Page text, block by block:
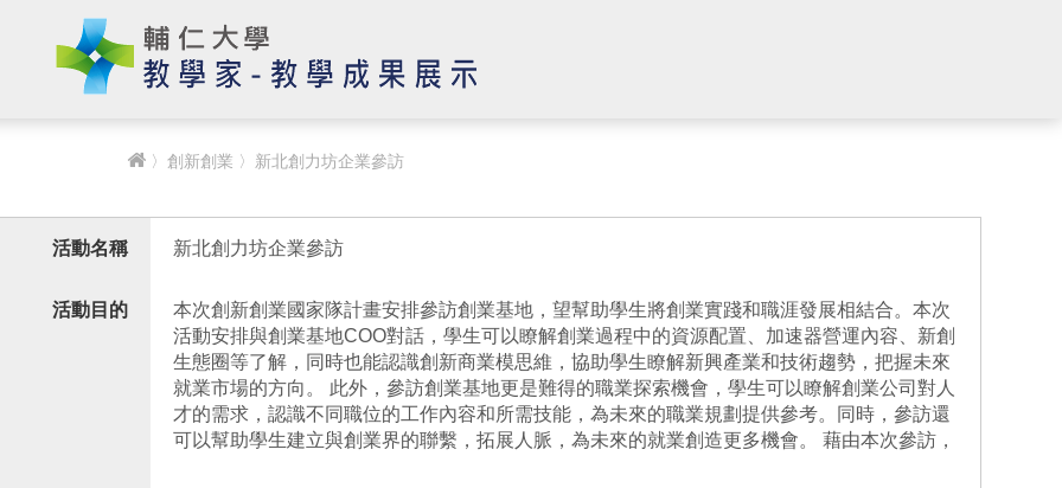
〉 創新創業 〉新北創力坊企業參訪
活動名稱 新北創力坊企業參訪
活動目的
本次創新創業國家隊計畫安排參訪創業基地，望幫助學生將創業實踐和職涯發展相結合。本次
活動安排與創業基地COO對話，學生可以瞭解創業過程中的資源配置、加速器營運內容、新創
生態圈等了解，同時也能認識創新商業模思維，協助學生瞭解新興產業和技術趨勢，把握未來
就業市場的方向。 此外，參訪創業基地更是難得的職業探索機會，學生可以瞭解創業公司對人
才的需求，認識不同職位的工作內容和所需技能，為未來的職業規劃提供參考。同時，參訪還
可以幫助學生建立與創業界的聯繫，拓展人脈，為未來的就業創造更多機會。 藉由本次參訪，